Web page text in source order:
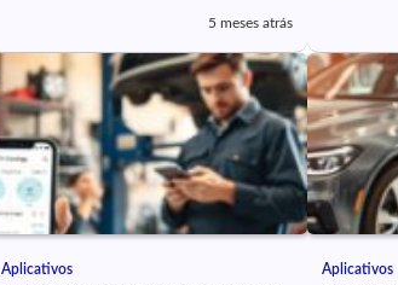
5 meses atrás
Aplicativos Aplicativos